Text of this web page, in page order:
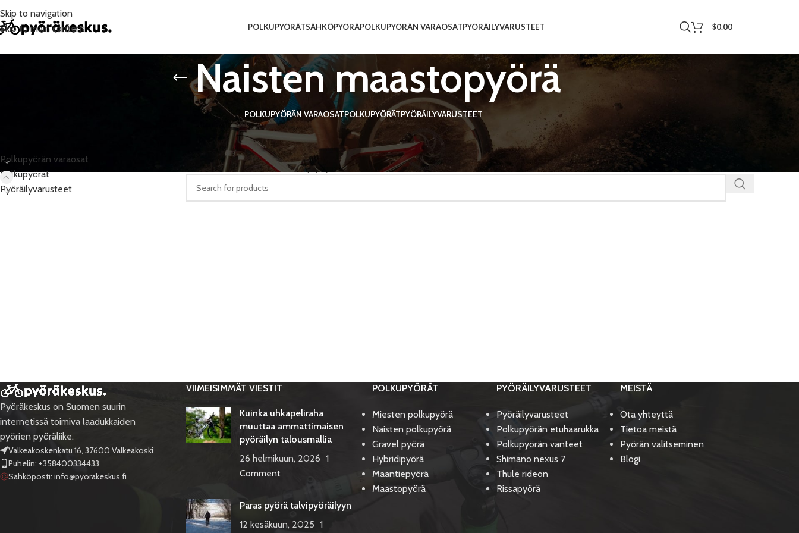
Skip to navigation
Skip to main content
POLKUPYÖRÄTSÄHKÖPYÖRÄPOLKUPYÖRÄN VARAOSATPYÖRÄILYVARUSTEET $0.00
Naisten maastopyörä
POLKUPYÖRÄN VARAOSATPOLKUPYÖRÄTPYÖRÄILYVARUSTEET
Polkupyörän varaosat
Polkupyörät
Pyöräilyvarusteet
Polkupyörät/Naisten polkupyörä/Naisten maastopyörä
Valitun kaltaisia tuotteita ei löytynyt.
Pyöräkeskus on Suomen suurin
internetissä toimiva laadukkaiden
pyörien pyöräliike.
Valkeakoskenkatu 16, 37600 Valkeakoski
Puhelin: +358400334433
Sähköposti: info@pyorakeskus.fi
VIIMEISIMMÄT VIESTIT
Kuinka uhkapeliraha
muuttaa ammattimaisen
pyöräilyn talousmallia
26 helmikuun, 2026 1
Comment
Paras pyörä talvipyöräilyyn
12 kesäkuun, 2025 1
POLKUPYÖRÄT
Miesten polkupyörä
Naisten polkupyörä
Gravel pyörä
Hybridipyörä
Maantiepyörä
Maastopyörä
PYÖRÄILYVARUSTEET
Pyöräilyvarusteet
Polkupyörän etuhaarukka
Polkupyörän vanteet
Shimano nexus 7
Thule rideon
Rissapyörä
MEISTÄ
Ota yhteyttä
Tietoa meistä
Pyörän valitseminen
Blogi